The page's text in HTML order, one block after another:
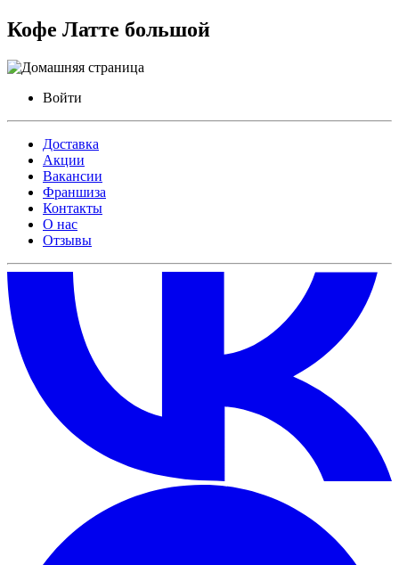
Кофе Латте большой
Войти
Доставка
Акции
Вакансии
Франшиза
Контакты
О нас
Отзывы